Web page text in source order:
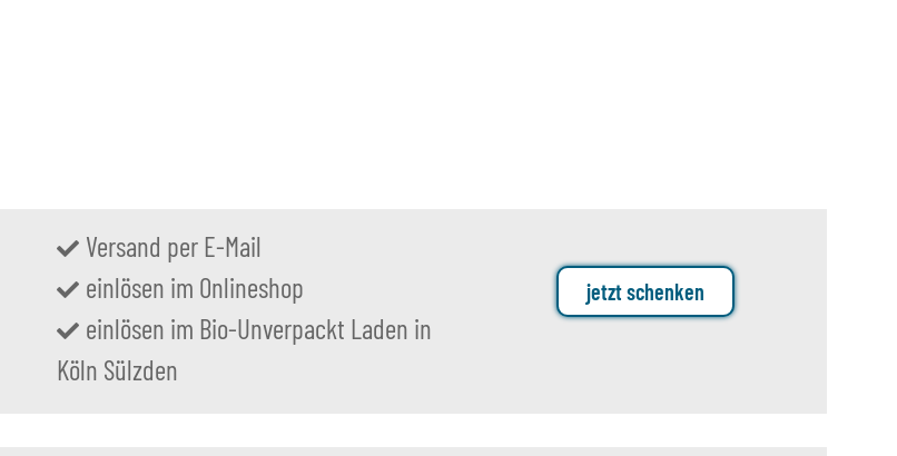
Versand per E-Mail
einlösen im Onlineshop
einlösen im Bio-Unverpackt Laden in
Köln Sülzden
jetzt schenken